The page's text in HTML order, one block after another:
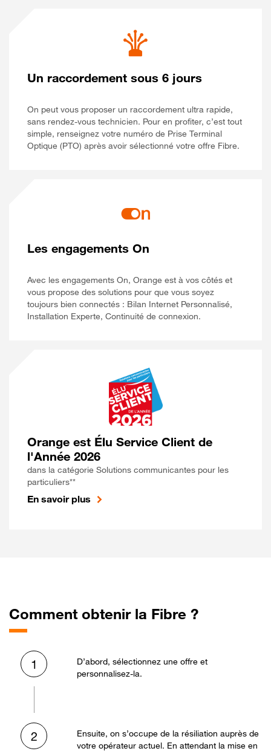
Un raccordement sous 6 jours
On peut vous proposer un raccordement ultra rapide,
sans rendez-vous technicien. Pour en profiter, c’est tout
simple, renseignez votre numéro de Prise Terminal
Optique (PTO) après avoir sélectionné votre offre Fibre.
Les engagements On
Avec les engagements On, Orange est à vos côtés et
vous propose des solutions pour que vous soyez
toujours bien connectés : Bilan Internet Personnalisé,
Installation Experte, Continuité de connexion.
Orange est Élu Service Client de
l'Année 2026
dans la catégorie Solutions communicantes pour les
particuliers**
En savoir plus
Comment obtenir la Fibre ?
1
D’abord, sélectionnez une offre et
personnalisez-la.
2
Ensuite, on s’occupe de la résiliation auprès de
votre opérateur actuel. En attendant la mise en